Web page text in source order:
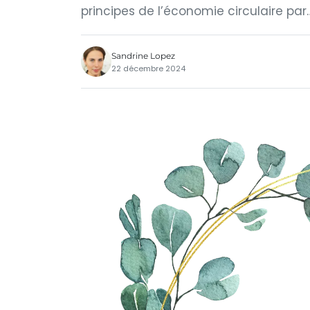
principes de l’économie circulaire
Sandrine Lopez
22 décembre 2024